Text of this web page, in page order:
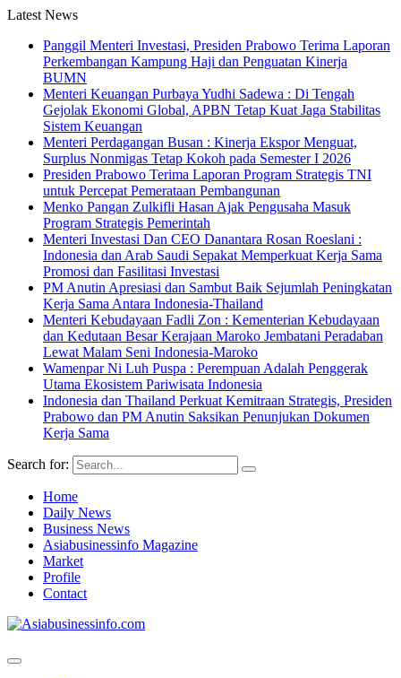
Latest News
Panggil Menteri Investasi, Presiden Prabowo Terima Laporan
Perkembangan Kampung Haji dan Penguatan Kinerja
BUMN
Menteri Keuangan Purbaya Yudhi Sadewa : Di Tengah
Gejolak Ekonomi Global, APBN Tetap Kuat Jaga Stabilitas
Sistem Keuangan
Menteri Perdagangan Busan : Kinerja Ekspor Menguat,
Surplus Nonmigas Tetap Kokoh pada Semester I 2026
Presiden Prabowo Terima Laporan Program Strategis TNI
untuk Percepat Pemerataan Pembangunan
Menko Pangan Zulkifli Hasan Ajak Pengusaha Masuk
Program Strategis Pemerintah
Menteri Investasi Dan CEO Danantara Rosan Roeslani :
Indonesia dan Arab Saudi Sepakat Memperkuat Kerja Sama
Promosi dan Fasilitasi Investasi
PM Anutin Apresiasi dan Sambut Baik Sejumlah Peningkatan
Kerja Sama Antara Indonesia-Thailand
Menteri Kebudayaan Fadli Zon : Kementerian Kebudayaan
dan Kedutaan Besar Kerajaan Maroko Jembatani Peradaban
Lewat Malam Seni Indonesia-Maroko
Wamenpar Ni Luh Puspa : Perempuan Adalah Penggerak
Utama Ekosistem Pariwisata Indonesia
Indonesia dan Thailand Perkuat Kemitraan Strategis, Presiden
Prabowo dan PM Anutin Saksikan Penunjukan Dokumen
Kerja Sama
Search for:
Home
Daily News
Business News
Asiabusinessinfo Magazine
Market
Profile
Contact